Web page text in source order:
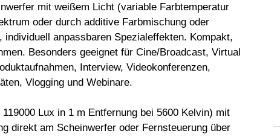
mit weißem Licht (variable Farbtemperatur
oder durch additive Farbmischung oder
anpassbaren Spezialeffekten. Kompakt,
Besonders geeignet für Cine/Broadcast, Virtual
Interview, Videokonferenzen,
Vlogging und Webinare.
Lux in 1 m Entfernung bei 5600 Kelvin) mit
direkt am Scheinwerfer oder Fernsteuerung über